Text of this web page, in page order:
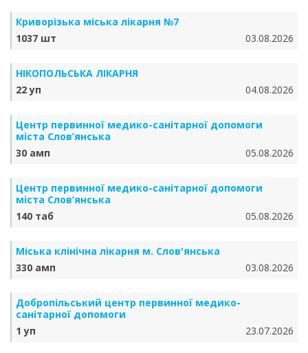
Криворізька міська лікарня №7
1037 шт
03.08.2026
НІКОПОЛЬСЬКА ЛІКАРНЯ
22 уп
04.08.2026
Центр первинної медико-санітарної допомоги
міста Слов’янська
30 амп
05.08.2026
Центр первинної медико-санітарної допомоги
міста Слов’янська
140 таб
05.08.2026
Міська клінічна лікарня м. Слов'янська
330 амп
03.08.2026
Добропільський центр первинної медико-
санітарної допомоги
1 уп
23.07.2026